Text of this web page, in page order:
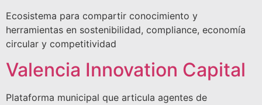
Ecosistema para compartir conocimiento y
herramientas en sostenibilidad, compliance, economía
circular y competitividad
Valencia Innovation Capital
Plataforma municipal que articula agentes de